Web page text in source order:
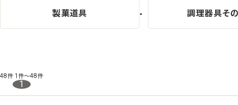
製菓道具 調理器具そ
48件 1件～48件
1